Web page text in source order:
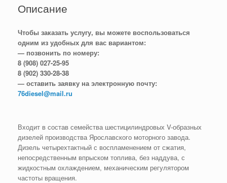
Описание
Чтобы заказать услугу, вы можете воспользоваться
одним из удобных для вас вариантом:
— позвонить по номеру:
8 (908) 027-25-95
8 (902) 330-28-38
— оставить заявку на электронную почту:
76diesel@mail.ru
Входит в состав семейства шестицилиндровых V-образных
дизелей производства Ярославского моторного завода.
Дизель четырехтактный с воспламенением от сжатия,
непосредственным впрыском топлива, без наддува, с
жидкостным охлаждением, механическим регулятором
частоты вращения.